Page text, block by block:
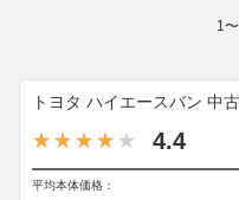
1 〜
トヨタ ハイエースバン 中
4.4
平均本体価格：